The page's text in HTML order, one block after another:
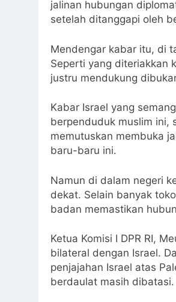
jalinan hubungan
setelah ditanggapi oleh
Mendengar kabar itu, di
Seperti yang diteriakkan
justru mendukung
Kabar Israel yang
berpenduduk muslim ini,
memutuskan membuka
baru-baru ini.
Namun di dalam negeri
dekat. Selain banyak
badan memastikan
Ketua Komisi I DPR RI,
bilateral dengan Israel.
penjajahan Israel atas
berdaulat masih dibatasi.